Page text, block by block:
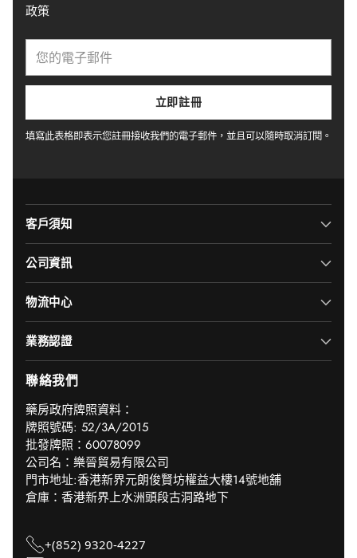
政策
電
郵
件
立即註冊
填寫此表格即表示您註冊接收我們的電子郵件，並且可以隨時取消訂閱。
客戶須知
公司資訊
物流中心
業務認證
聯絡我們
‎藥房政府牌照資料：
牌照號碼: 52/3A/2015
批發牌照：60078099
公司名：樂晉貿易有限公司
門市地址:香港新界元朗俊賢坊權益大樓14號地舖
倉庫：香港新界上水洲頭段古洞路地下
+(852) 9320-4227